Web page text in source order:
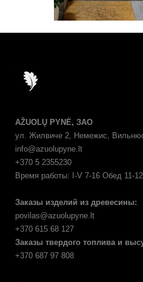
AŽUOLŲ PYNĖ, ЗАО
ул. Жилвиче 2, Немежис,
info@azuolupyne.lt
+370 5 2355230
Время работы: I-V 7-16 Обед 11-12
Заказы изделий из древесины:
povilas@azuolupyne.lt
+370 615 68 127
Заказы твердого топлива и
+370 687 97 808